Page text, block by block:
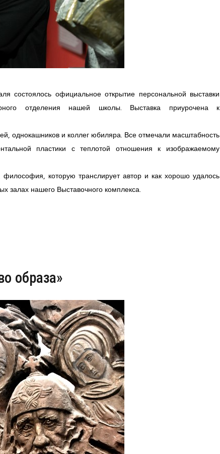
состоялось официальное открытие персональной выставки
отделения нашей школы. Выставка приурочена к
однокашников и коллег юбиляра. Все отмечали масштабность
пластики с теплотой отношения к изображаемому
которую транслирует автор и как хорошо удалось
залах нашего Выставочного комплекса.
образа»